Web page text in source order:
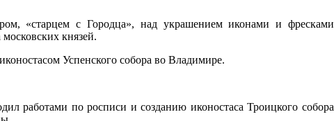
«старцем с Городца», над украшением иконами и фресками
князей.
Успенского собора во Владимире.
работами по росписи и созданию иконостаса Троицкого собора